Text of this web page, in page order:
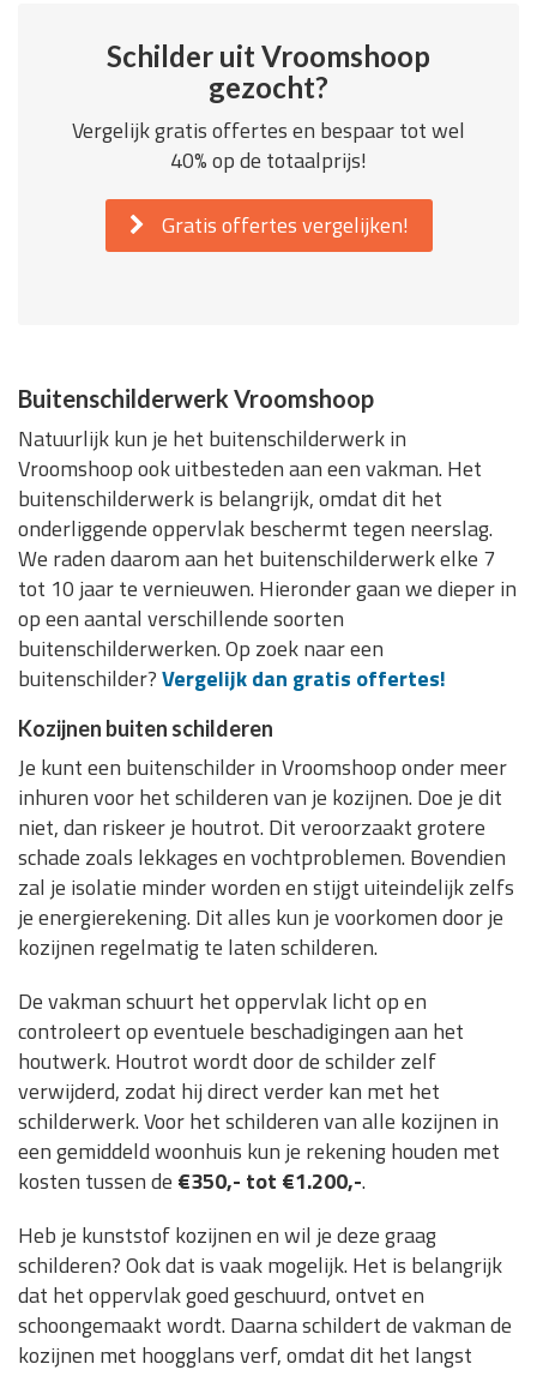
Schilder uit Vroomshoop
gezocht?
Vergelijk gratis offertes en bespaar tot wel
40% op de totaalprijs!
Gratis offertes vergelijken!
Buitenschilderwerk Vroomshoop
Natuurlijk kun je het buitenschilderwerk in
Vroomshoop ook uitbesteden aan een vakman. Het
buitenschilderwerk is belangrijk, omdat dit het
onderliggende oppervlak beschermt tegen neerslag.
We raden daarom aan het buitenschilderwerk elke 7
tot 10 jaar te vernieuwen. Hieronder gaan we dieper in
op een aantal verschillende soorten
buitenschilderwerken. Op zoek naar een
buitenschilder?Vergelijk dan gratis offertes!
Kozijnen buiten schilderen
Je kunt een buitenschilder in Vroomshoop onder meer
inhuren voor het schilderen van je kozijnen. Doe je dit
niet, dan riskeer je houtrot. Dit veroorzaakt grotere
schade zoals lekkages en vochtproblemen. Bovendien
zal je isolatie minder worden en stijgt uiteindelijk zelfs
je energierekening. Dit alles kun je voorkomen door je
kozijnen regelmatig te laten schilderen.
De vakman schuurt het oppervlak licht op en
controleert op eventuele beschadigingen aan het
houtwerk. Houtrot wordt door de schilder zelf
verwijderd, zodat hij direct verder kan met het
schilderwerk. Voor het schilderen van alle kozijnen in
een gemiddeld woonhuis kun je rekening houden met
kosten tussen de €350,- tot €1.200,-.
Heb je kunststof kozijnen en wil je deze graag
schilderen? Ook dat is vaak mogelijk. Het is belangrijk
dat het oppervlak goed geschuurd, ontvet en
schoongemaakt wordt. Daarna schildert de vakman de
kozijnen met hoogglans verf, omdat dit het langst